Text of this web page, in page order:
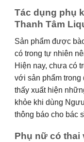
Tác dụng phụ
Thanh Tâm
Sản phẩm được
có trong tự nhiên
Hiện nay, chưa có
với sản phẩm trong
thấy xuất hiện
khỏe khi dùng
thông báo cho bác
Phụ nữ có thai